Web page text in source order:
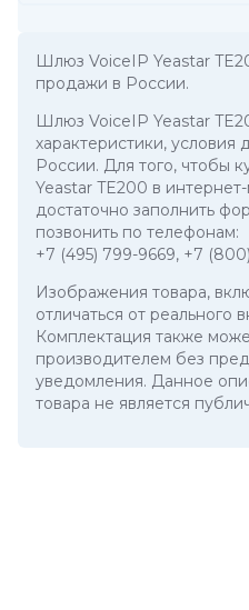
Шлюз VoiceIP Yeastar
продажи в России.
Шлюз VoiceIP Yeastar
характеристики, условия
России. Для того, чтобы
Yeastar TE200 в
достаточно заполнить
позвонить по телефонам:
+7 (495) 799-9669, +7
Изображения товара,
отличаться от реального
Комплектация также
производителем без
уведомления. Данное
товара не является